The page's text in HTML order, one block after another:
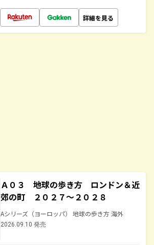
詳細を見る
Ａ０３ 地球の歩き方 ロンドン＆近
郊の町 ２０２７～２０２８
Aシリーズ（ヨーロッパ） 地球の歩き方 海外
2026.09.10 発売